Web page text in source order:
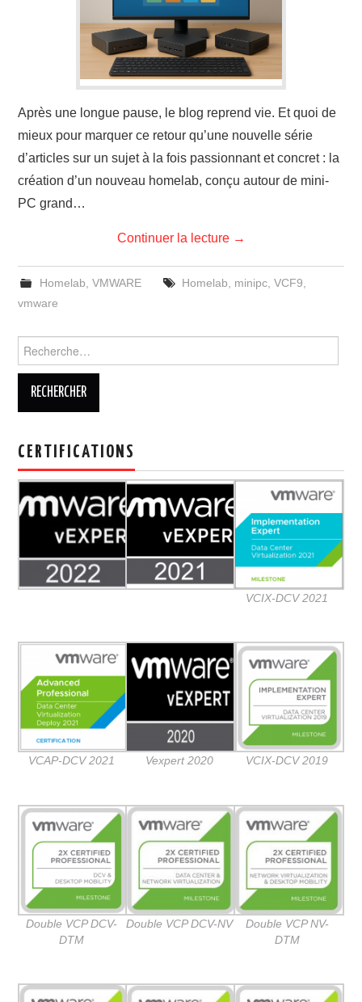
Après une longue pause, le blog reprend vie. Et quoi de
mieux pour marquer ce retour qu’une nouvelle série
d’articles sur un sujet à la fois passionnant et concret : la
création d’un nouveau homelab, conçu autour de mini-
PC grand…
Continuer la lecture →
Homelab VMWARE Homelab minipc, VCF9
vmware
CERTIFICATIONS
VCIX-DCV 2021
VCAP-DCV 2021 Vexpert 2020 VCIX-DCV 2019
Double VCP DCV-
DTM
Double VCP DCV-NV
Double VCP NV-
DTM